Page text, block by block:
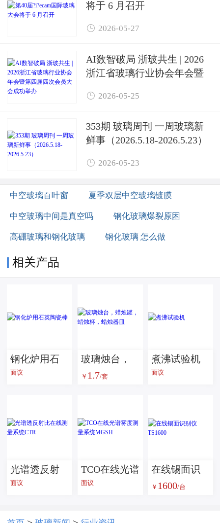
将于 6 月召开
 2026-05-27
AI数智破局 浙玻共生 | 2026
浙江省玻璃行业协会年会暨
办
 2026-05-25
353期 玻璃周刊 一周玻璃新
鲜事（2026.5.18-2026.5.23）
 2026-05-23
中空玻璃百叶窗 夏季双层中空玻璃镀膜
中空玻璃中间是真空吗 钢化玻璃爆裂原困
高硼玻璃和钢化玻璃 钢化玻璃 怎么做
相关产品
钢化炉用石
英陶瓷棒
面议
玻璃烛台，
蜡烛罐，蜡
￥ 1.7/套
煮沸试验机
面议
光谱透反射
比在线测量
面议
TCO在线光谱
雾度测量系
面议
在线锡面识
别仪 TS1600
￥ 1600/台